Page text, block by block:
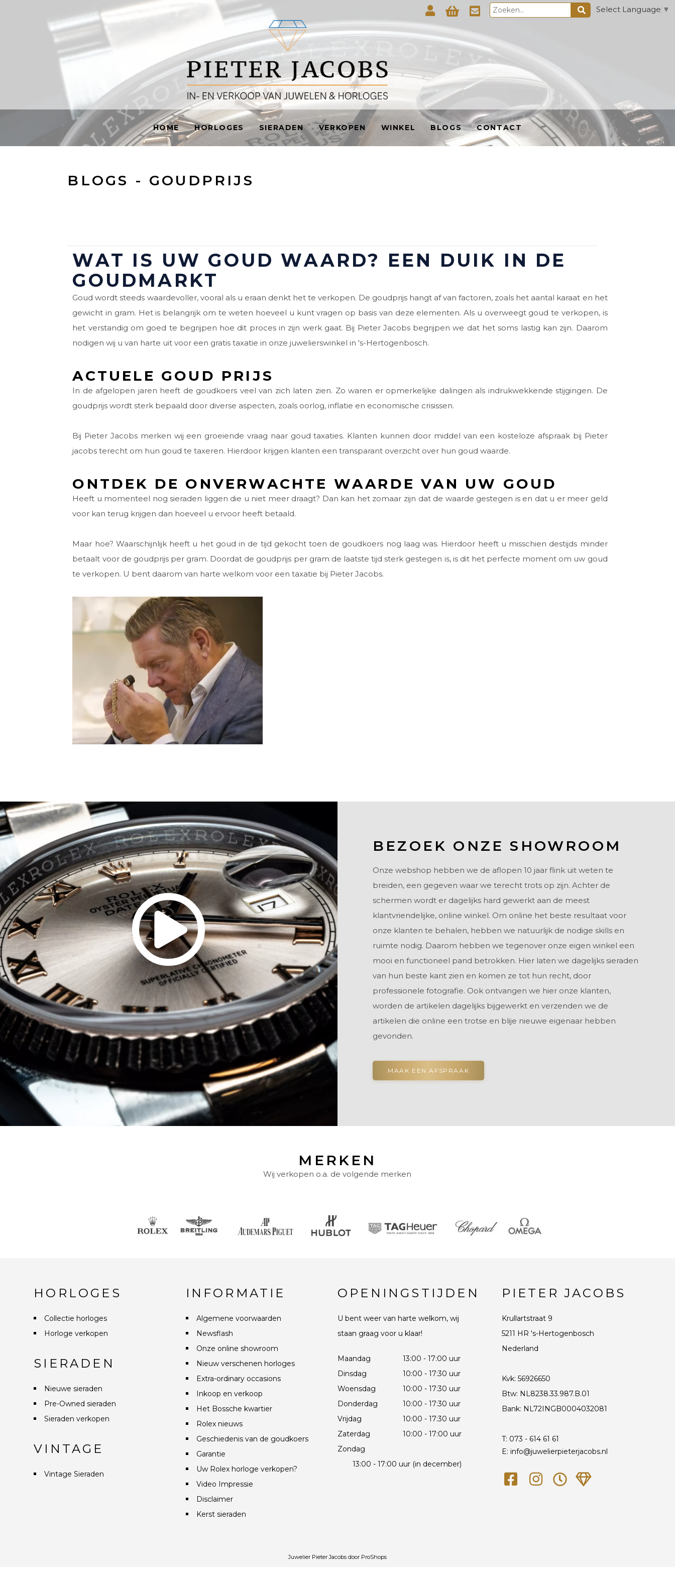
Select Language ▼
HOME HORLOGES SIERADEN VERKOPEN WINKEL BLOGS CONTACT
BLOGS - GOUDPRIJS
WAT IS UW GOUD WAARD? EEN DUIK IN DE
GOUDMARKT
Goud wordt steeds waardevoller, vooral als u eraan denkt het te verkopen. De goudprijs hangt af van factoren, zoals het aantal karaat en het
gewicht in gram. Het is belangrijk om te weten hoeveel u kunt vragen op basis van deze elementen. Als u overweegt goud te verkopen, is
het verstandig om goed te begrijpen hoe dit proces in zijn werk gaat. Bij Pieter Jacobs begrijpen we dat het soms lastig kan zijn. Daarom
nodigen wij u van harte uit voor een gratis taxatie in onze juwelierswinkel in 's-Hertogenbosch.
ACTUELE GOUD PRIJS
In de afgelopen jaren heeft de goudkoers veel van zich laten zien. Zo waren er opmerkelijke dalingen als indrukwekkende stijgingen. De
goudprijs wordt sterk bepaald door diverse aspecten, zoals oorlog, inflatie en economische crisissen.
Bij Pieter Jacobs merken wij een groeiende vraag naar goud taxaties. Klanten kunnen door middel van een kosteloze afspraak bij Pieter
jacobs terecht om hun goud te taxeren. Hierdoor krijgen klanten een transparant overzicht over hun goud waarde.
ONTDEK DE ONVERWACHTE WAARDE VAN UW GOUD
Heeft u momenteel nog sieraden liggen die u niet meer draagt? Dan kan het zomaar zijn dat de waarde gestegen is en dat u er meer geld
voor kan terug krijgen dan hoeveel u ervoor heeft betaald.
Maar hoe? Waarschijnlijk heeft u het goud in de tijd gekocht toen de goudkoers nog laag was. Hierdoor heeft u misschien destijds minder
betaalt voor de goudprijs per gram. Doordat de goudprijs per gram de laatste tijd sterk gestegen is, is dit het perfecte moment om uw goud
te verkopen. U bent daarom van harte welkom voor een taxatie bij Pieter Jacobs.
BEZOEK ONZE SHOWROOM
Onze webshop hebben we de aflopen 10 jaar flink uit weten te
breiden, een gegeven waar we terecht trots op zijn. Achter de
schermen wordt er dagelijks hard gewerkt aan de meest
klantvriendelijke, online winkel. Om online het beste resultaat voor
onze klanten te behalen, hebben we natuurlijk de nodige skills en
ruimte nodig. Daarom hebben we tegenover onze eigen winkel een
mooi en functioneel pand betrokken. Hier laten we dagelijks sieraden
van hun beste kant zien en komen ze tot hun recht, door
professionele fotografie. Ook ontvangen we hier onze klanten,
worden de artikelen dagelijks bijgewerkt en verzenden we de
artikelen die online een trotse en blije nieuwe eigenaar hebben
gevonden.
MAAK EEN AFSPRAAK
MERKEN
Wij verkopen o.a. de volgende merken
HORLOGES
Collectie horloges
Horloge verkopen
SIERADEN
Nieuwe sieraden
Pre-Owned sieraden
Sieraden verkopen
VINTAGE
Vintage Sieraden
INFORMATIE
Algemene voorwaarden
Newsflash
Onze online showroom
Nieuw verschenen horloges
Extra-ordinary occasions
Inkoop en verkoop
Het Bossche kwartier
Rolex nieuws
Geschiedenis van de goudkoers
Garantie
Uw Rolex horloge verkopen?
Video Impressie
Disclaimer
Kerst sieraden
OPENINGSTIJDEN
U bent weer van harte welkom, wij
staan graag voor u klaar!
Maandag
13:00 - 17:00 uur
Dinsdag
10:00 - 17:30 uur
Woensdag
10:00 - 17:30 uur
Donderdag
10:00 - 17:30 uur
Vrijdag
10:00 - 17:30 uur
Zaterdag
10:00 - 17:00 uur
Zondag
13:00 - 17:00 uur (in december)
PIETER JACOBS
Krullartstraat 9
5211 HR 's-Hertogenbosch
Nederland
Kvk: 56926650
Btw: NL8238.33.987.B.01
Bank: NL72INGB0004032081
T: 073 - 614 61 61
E: info@juwelierpieterjacobs.nl
Juwelier Pieter Jacobs door ProShops